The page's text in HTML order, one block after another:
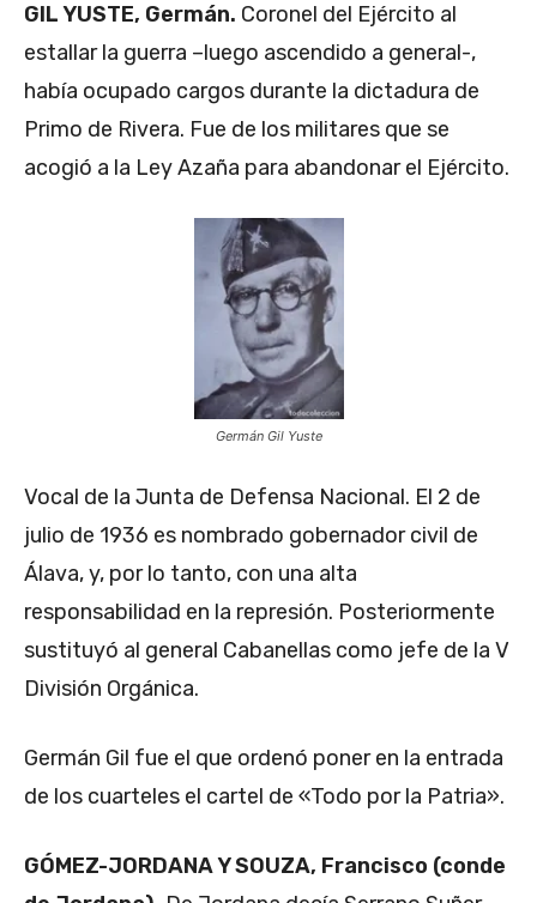
GIL YUSTE, Germán. Coronel del Ejército al
estallar la guerra –luego ascendido a general-,
había ocupado cargos durante la dictadura de
Primo de Rivera. Fue de los militares que se
acogió a la Ley Azaña para abandonar el Ejército.
Germán Gil Yuste
Vocal de la Junta de Defensa Nacional. El 2 de
julio de 1936 es nombrado gobernador civil de
Álava, y, por lo tanto, con una alta
responsabilidad en la represión. Posteriormente
sustituyó al general Cabanellas como jefe de la V
División Orgánica.
Germán Gil fue el que ordenó poner en la entrada
de los cuarteles el cartel de «Todo por la Patria».
GÓMEZ-JORDANA Y SOUZA, Francisco (conde